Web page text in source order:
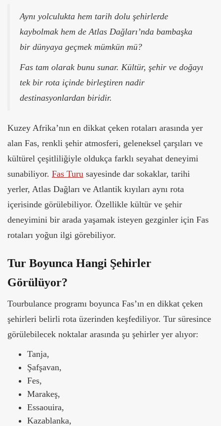
Aynı yolculukta hem tarih dolu şehirlerde
kaybolmak hem de Atlas Dağları’nda bambaşka
bir dünyaya geçmek mümkün mü?
Fas tam olarak bunu sunar. Kültür, şehir ve doğayı
tek bir rota içinde birleştiren nadir
destinasyonlardan biridir.
Kuzey Afrika’nın en dikkat çeken rotaları arasında yer
alan Fas, renkli şehir atmosferi, geleneksel çarşıları ve
kültürel çeşitliliğiyle oldukça farklı seyahat deneyimi
sunabiliyor. Fas Turu sayesinde dar sokaklar, tarihi
yerler, Atlas Dağları ve Atlantik kıyıları aynı rota
içerisinde görülebiliyor. Özellikle kültür ve şehir
deneyimini bir arada yaşamak isteyen gezginler için Fas
rotaları yoğun ilgi görebiliyor.
Tur Boyunca Hangi Şehirler
Görülüyor?
Tourbulance programı boyunca Fas’ın en dikkat çeken
şehirleri belirli rota üzerinden keşfediliyor. Tur süresince
görülebilecek noktalar arasında şu şehirler yer alıyor:
Tanja,
Şafşavan,
Fes,
Marakeş,
Essaouira,
Kazablanka,